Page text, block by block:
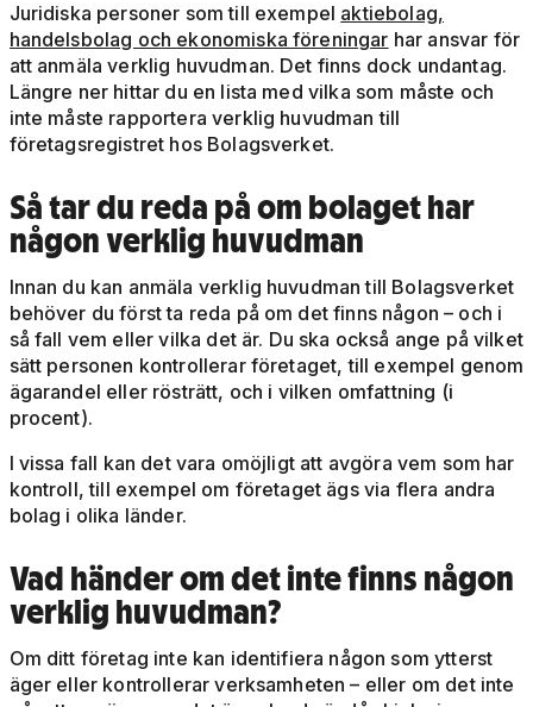
Juridiska personer som till exempel aktiebolag,
handelsbolag och ekonomiska föreningar har ansvar för
att anmäla verklig huvudman. Det finns dock undantag.
Längre ner hittar du en lista med vilka som måste och
inte måste rapportera verklig huvudman till
företagsregistret hos Bolagsverket.
Så tar du reda på om bolaget har
någon verklig huvudman
Innan du kan anmäla verklig huvudman till Bolagsverket
behöver du först ta reda på om det finns någon – och i
så fall vem eller vilka det är. Du ska också ange på vilket
sätt personen kontrollerar företaget, till exempel genom
ägarandel eller rösträtt, och i vilken omfattning (i
procent).
I vissa fall kan det vara omöjligt att avgöra vem som har
kontroll, till exempel om företaget ägs via flera andra
bolag i olika länder.
Vad händer om det inte finns någon
verklig huvudman?
Om ditt företag inte kan identifiera någon som ytterst
äger eller kontrollerar verksamheten – eller om det inte